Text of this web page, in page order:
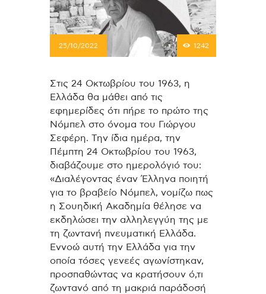
25/10/2022 1242
Στις 24 Οκτωβρίου του 1963, η
Ελλάδα θα μάθει από τις
εφημερίδες ότι πήρε το πρώτο της
Νόμπελ στο όνομα του Γιώργου
Σεφέρη. Την ίδια ημέρα, την
Πέμπτη 24 Οκτωβρίου του 1963,
διαβάζουμε στο ημερολόγιό του:
«Διαλέγοντας έναν Έλληνα ποιητή
για το βραβείο Νόμπελ, νομίζω πως
η Σουηδική Ακαδημία θέλησε να
εκδηλώσει την αλληλεγγύη της με
τη ζωντανή πνευματική Ελλάδα.
Εννοώ αυτή την Ελλάδα για την
οποία τόσες γενεές αγωνίστηκαν,
προσπαθώντας να κρατήσουν ό,τι
ζωντανό από τη μακριά παράδοσή